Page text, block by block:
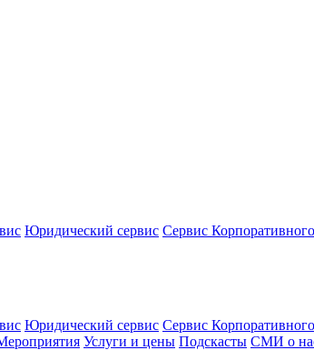
Юридический сервис Сервис
Юридический сервис Сервис
Услуги и цены Подскасты СМИ о